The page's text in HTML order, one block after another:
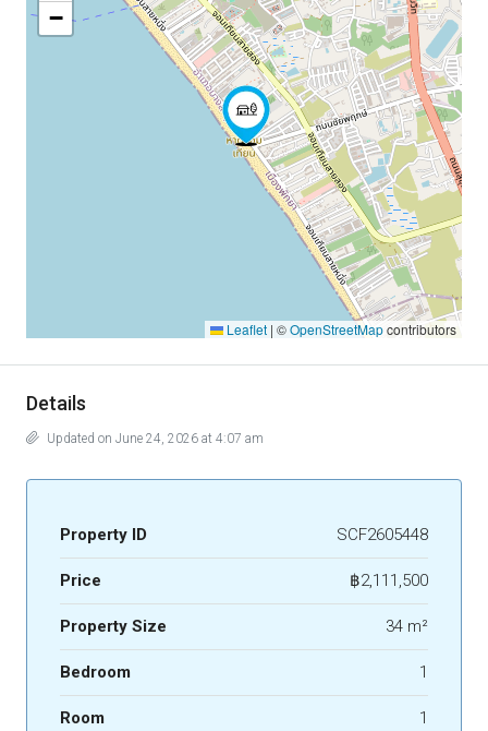
−
Leaflet | ©OpenStreetMapcontributors
Details
Updated on June 24, 2026 at 4:07 am
Property ID SCF2605448
Price ฿2,111,500
Property Size 34 m²
Bedroom 1
Room 1